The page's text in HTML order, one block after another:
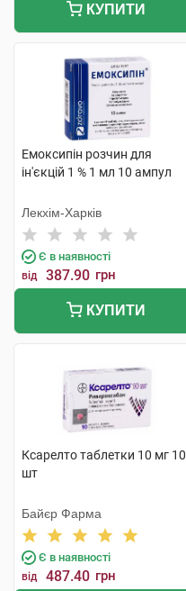
КУПИТИ
Емоксипін розчин для
ін'єкцій 1 % 1 мл 10 ампул
Лекхім-Харків
Є в наявності
від 387.90 грн
КУПИТИ
Ксарелто таблетки 10 мг 10
шт
Байєр Фарма
Є в наявності
від 487.40 грн